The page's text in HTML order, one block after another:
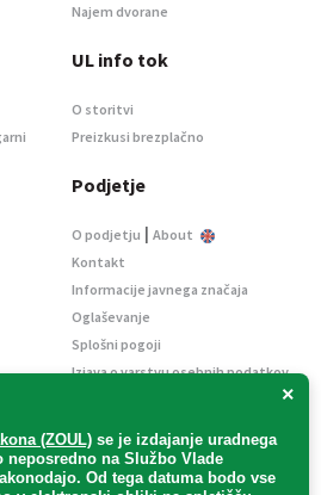
×
(ZOUL) se je izdajanje uradnega
neposredno na Službo Vlade
. Od tega datuma bodo vse
Najem dvorane
UL info tok
O storitvi
Preizkusi brezplačno
Podjetje
O podjetju | About
Kontakt
Informacije javnega značaja
Oglaševanje
Splošni pogoji
Izjava o varstvu osebnih podatkov